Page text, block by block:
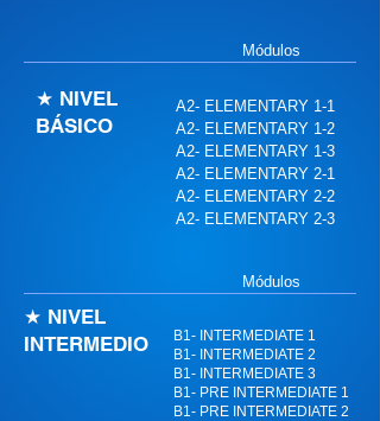
Módulos
★ NIVEL
BÁSICO
A2- ELEMENTARY 1-1
A2- ELEMENTARY 1-2
A2- ELEMENTARY 1-3
A2- ELEMENTARY 2-1
A2- ELEMENTARY 2-2
A2- ELEMENTARY 2-3
Módulos
★ NIVEL
INTERMEDIO
B1- INTERMEDIATE 1
B1- INTERMEDIATE 2
B1- INTERMEDIATE 3
B1- PRE INTERMEDIATE 1
B1- PRE INTERMEDIATE 2